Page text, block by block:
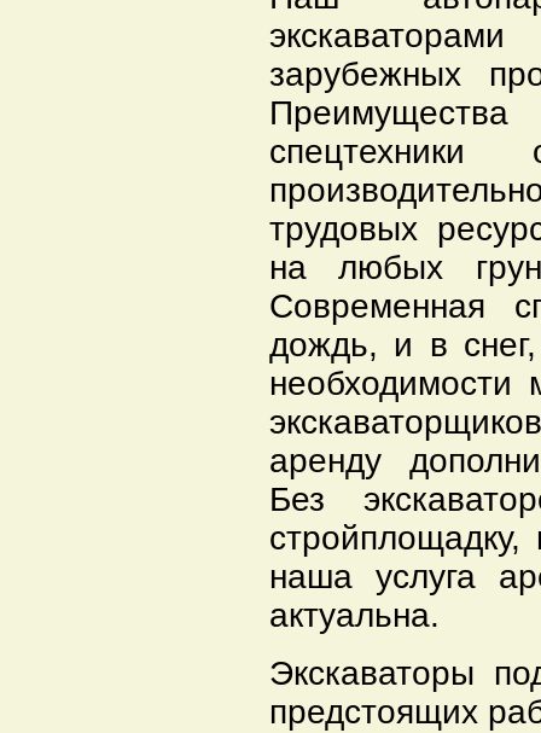
зарубежных
Преимущества
трудовых
на любых
Современная
дождь, и в
необходимости
аренду
Без
наша услуга
актуальна.
Экскаваторы
предстоящих